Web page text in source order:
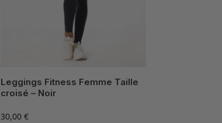
Leggings Fitness Femme Taille
croisé – Noir
30,00€